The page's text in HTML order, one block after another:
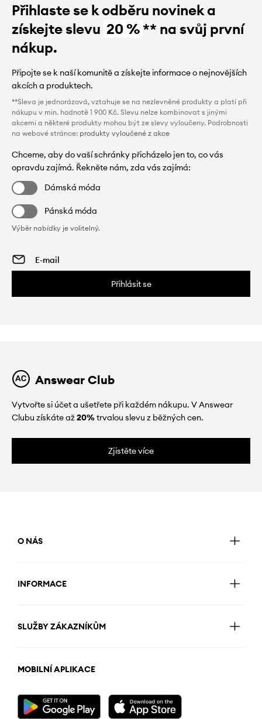
Přihlaste se k odběru novinek a
získejte slevu 20 %** na svůj první
nákup.
Připojte se k naší komunitě a získejte informace o nejnovějších
akcích a produktech.
**Sleva je jednorázová, vztahuje se na nezlevněné produkty a platí při
nákupu v min. hodnotě 1 900 Kč. Slevu nelze kombinovat s jinými
akcemi a některé produkty mohou být ze slevy vyloučeny. Podrobnosti
na webové stránce: produkty vyloučené z akce
Chceme, aby do vaší schránky přicházelo jen to, co vás
opravdu zajímá. Řekněte nám, zda vás zajímá:
Dámská móda
Pánská móda
Výběr nabídky je volitelný.
Přihlásit se
Answear Club
Vytvořte si účet a ušetřete při každém nákupu. V Answear
Clubu získáte až20%trvalou slevu z běžných cen.
Zjistěte více
O NÁS
INFORMACE
SLUŽBY ZÁKAZNÍKŮM
MOBILNÍ APLIKACE